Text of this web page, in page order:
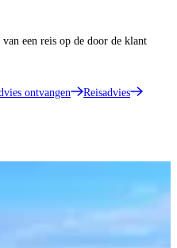
een reis op de door de klant
ontvangen
Reisadvies